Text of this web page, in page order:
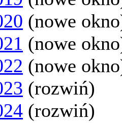
(nowe
(nowe
(nowe
(rozwiń)
(rozwiń)